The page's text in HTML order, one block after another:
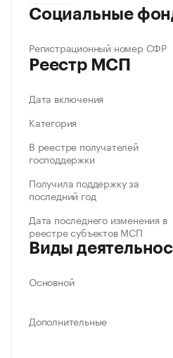
Социальные
Регистрационный номер СФР
Реестр МСП
Дата включения
Категория
В реестре получателей
господдержки
Получила поддержку за
последний год
Дата последнего изменения в
реестре субъектов МСП
Виды
Основной
Дополнительные